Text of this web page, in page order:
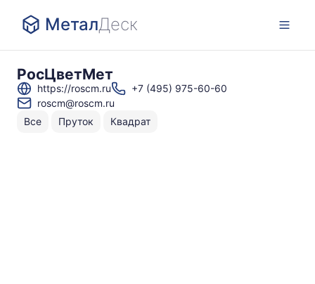
МеталДеск
РосЦветМет
https://roscm.ru
+7 (495) 975-60-60
roscm@roscm.ru
Все
Пруток Квадрат